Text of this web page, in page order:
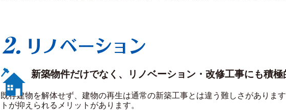
新築物件だけでなく、リノベーション・改修工事にも積極
既存建物を解体せず、建物の再生は通常の新築工事とは違う難しさがありま
トが抑えられるメリットがあります。